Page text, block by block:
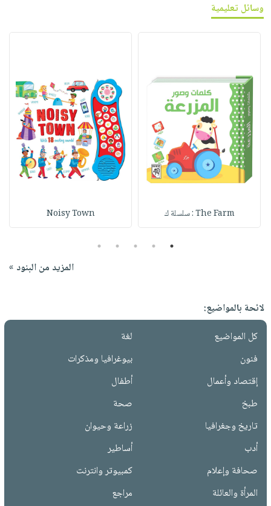
وسائل تعليمية
The Farm : سلسلة ك Noisy Town
1
2
3
4
5
المزيد من البنود »
لائحة بالمواضيع:
كل المواضيع
لغة
فنون
بيوغرافيا ومذكرات
إقتصاد وأعمال
أطفال
طبخ
صحة
تاريخ وجغرافيا
زراعة وحيوان
أدب
أساطير
صحافة وإعلام
كمبيوتر وانترنت
المرأة والعائلة
مراجع